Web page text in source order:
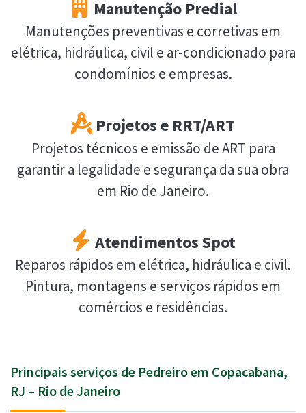
Manutenção Predial
Manutenções preventivas e corretivas em
elétrica, hidráulica, civil e ar-condicionado para
condomínios e empresas.
Projetos e RRT/ART
Projetos técnicos e emissão de ART para
garantir a legalidade e segurança da sua obra
em Rio de Janeiro.
Atendimentos Spot
Reparos rápidos em elétrica, hidráulica e civil.
Pintura, montagens e serviços rápidos em
comércios e residências.
Principais serviços de Pedreiro em Copacabana,
RJ – Rio de Janeiro